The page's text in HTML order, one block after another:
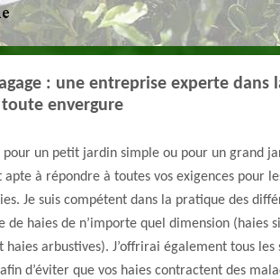
: une entreprise experte dans
envergure
pour un petit jardin simple ou pour un grand
apte à répondre à toutes vos exigences pour
Je suis compétent dans la pratique des
de haies de n’importe quel dimension (haies
arbustives). J’offrirai également tous
d’éviter que vos haies contractent des